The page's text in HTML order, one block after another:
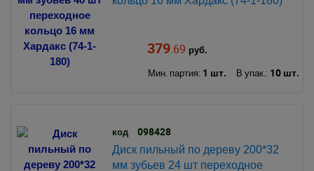
379.69 руб.
Мин. партия: 1 шт. В упак.: 10 шт.
код 098428
Диск пильный по дереву 200*32
мм зубьев 24 шт переходное